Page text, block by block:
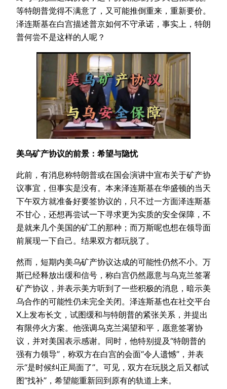
等特朗普觉得不满意了，又可能推倒重来，重新要价。
泽连斯基在白宫描述普京如何不守承诺，事实上，特朗
普何尝不是这样的人呢？
美乌矿产协议的前景：希望与隐忧
此前，有消息称特朗普或在国会演讲中宣布关于矿产协
议事宜，但事实是没有。本来泽连斯基在华盛顿的当天
下午双方就准备好要签协议的，只不过一方面泽连斯基
不甘心，还想再尝试一下寻求更为实质的安全保障，不
是就来几个美国的矿工的那种；而万斯呢也想在领导面
前展现一下自己。结果双方都玩脱了。
然而，短期内美乌矿产协议达成的可能性仍然不小。万
斯已经释放出缓和信号，称白宫仍然愿意与乌克兰签署
矿产协议，并表示美方听到了一些积极的消息，暗示美
乌合作的可能性仍未完全关闭。泽连斯基也在社交平台
X上发布长文，试图缓和与特朗普的紧张关系，并提出
有限停火方案。他强调乌克兰渴望和平，愿意签署协
议，并对美国表示感谢。同时，他特别提及“特朗普的
强有力领导”，称双方在白宫的会面“令人遗憾”，并表
示“是时候纠正局面了”。可见，双方在玩脱之后又都试
图“找补”，希望能重新回到原有的轨道上来。